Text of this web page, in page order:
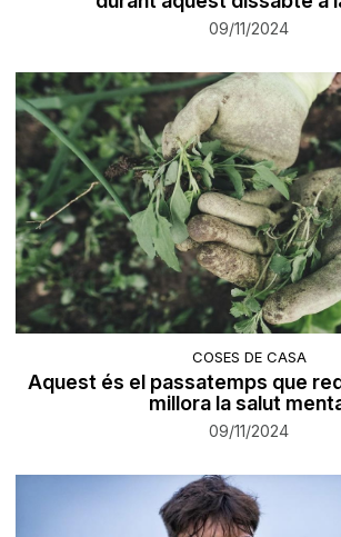
09/11/2024
COSES DE CASA
Aquest és el passatemps que
millora la salut
09/11/2024